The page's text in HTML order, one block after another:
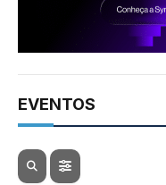
EVENTOS